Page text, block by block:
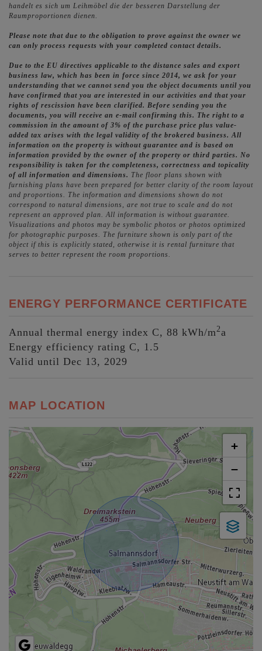
handelt es sich um Leihmöbel die der besseren Darstellung der
Raumproportionen dienen.
Please note that due to the obligation to prove against the owner we
can only process requests with your completed contact details.
Due to the EU directives applicable to the distance sales and export
business law, which has been in force since 2014, we ask for your
understanding that we cannot send you the object documents until you
have confirmed that you are interested in our activities and that your
rights of rescission have been clarified. Before sending you the
documents, you will receive an e-mail confirming this. The right to a
commission in the amount of 3% of the purchase price plus value-
added tax arises with the legal validity of the brokered business. All
information on the property is without guarantee and is based on
information provided by the owner of the property or third parties. No
responsibility is taken for the completeness, correctness and topicality
of all information and dimensions. The floor plans shown with
furnishing plans have been prepared for better clarity of the room layout
and proportions. The information and dimensions shown do not
correspond to natural dimensions, are not true to scale and do not
represent an approved plan. All information is without guarantee.
Visualizations and photos may be symbolic photos or photos optimized
for photographic purposes. The furniture shown is only part of the
object if this is explicitly stated, otherwise it is rental furniture that
serves to better represent the room proportions.
ENERGY PERFORMANCE CERTIFICATE
Annual thermal energy index C, 88 kWh/m2a
Energy efficiency rating C, 1.5
Valid until Dec 13, 2029
MAP LOCATION
+
−